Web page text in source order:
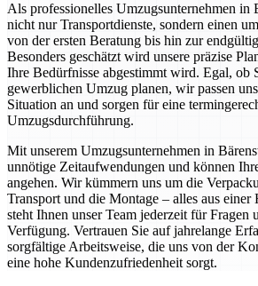
Als professionelles Umzugsunternehmen in
nicht nur Transportdienste, sondern einen
von der ersten Beratung bis hin zur
Besonders geschätzt wird unsere präzise
Ihre Bedürfnisse abgestimmt wird. Egal, ob
gewerblichen Umzug planen, wir passen
Situation an und sorgen für eine
Umzugsdurchführung.
Mit unserem Umzugsunternehmen in
unnötige Zeitaufwendungen und können
angehen. Wir kümmern uns um die
Transport und die Montage – alles aus einer
steht Ihnen unser Team jederzeit für Fragen
Verfügung. Vertrauen Sie auf jahrelange
sorgfältige Arbeitsweise, die uns von der
eine hohe Kundenzufriedenheit sorgt.